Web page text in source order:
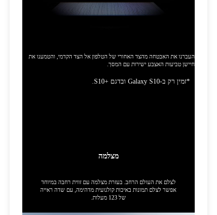
העברנו את האבטחה מהצד האחורי של הטלפון אל הצד הקדמי, והטמענו את
חיישן טביעות האצבע ישירות עם המסך.
*זמין רק ב-Galaxy S10 ובדגם S10+‎‎.
מצלמה
לצלם את העולם הרחב. בעזרת מצלמה עם זווית רחבה במיוחד
אפשר לצלם תמונות באיכות קולנועית מדהימה, עם שדה ראייה
של 123 מעלות.